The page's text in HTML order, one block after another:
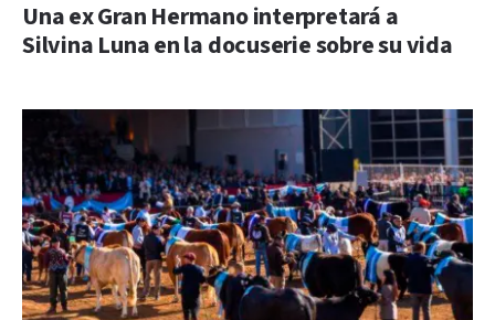
Una ex Gran Hermano interpretará a
Silvina Luna en la docuserie sobre su vida